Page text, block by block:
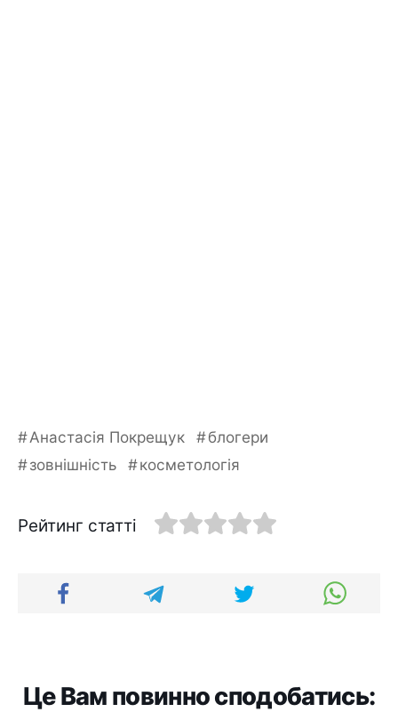
Анастасія Покрещук
блогери
зовнішність
косметологія
Рейтинг статті
Це Вам повинно сподобатись: